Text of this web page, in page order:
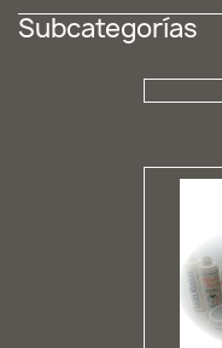
Subcategorías